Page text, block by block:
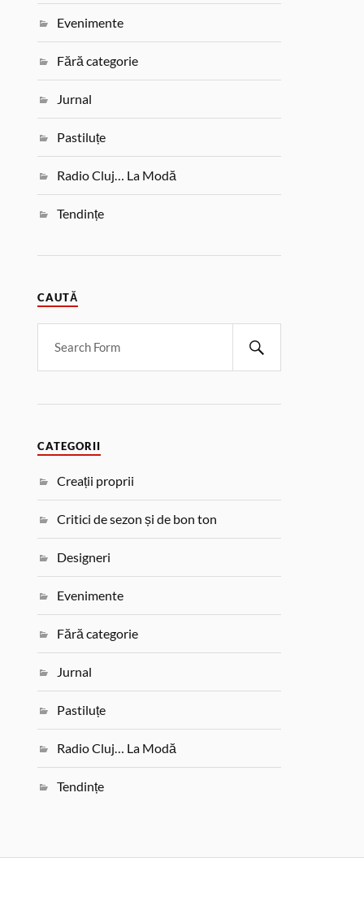
Evenimente
Fără categorie
Jurnal
Pastiluțe
Radio Cluj… La Modă
Tendințe
CAUTĂ
CATEGORII
Creații proprii
Critici de sezon și de bon ton
Designeri
Evenimente
Fără categorie
Jurnal
Pastiluțe
Radio Cluj… La Modă
Tendințe